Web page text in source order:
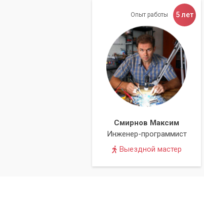
Опыт работы 5 лет
Смирнов Максим
Инженер-программист
Выездной мастер